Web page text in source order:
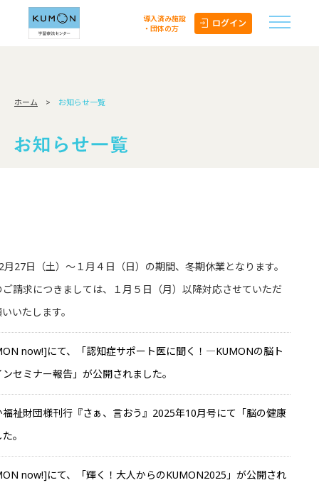
導入済み施設
・団体の方
ログイン
ホーム > お知らせ一覧
27日（土）～１月４日（日）の期間、冬期休業となります。
請求につきましては、１月５日（月）以降対応させていただ
いたします。
now!]にて、「認知症サポート医に聞く！―KUMONの脳ト
セミナー報告」が公開されました。
祉財団様刊行『さぁ、言おう』2025年10月号にて「脳の健康
。
now!]にて、「輝く！大人からのKUMON2025」が公開され